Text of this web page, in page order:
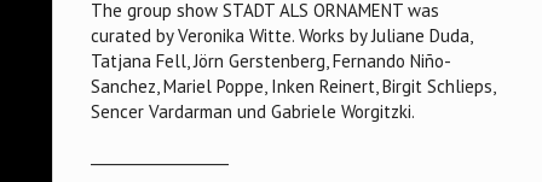
The group show STADT ALS ORNAMENT was
curated by Veronika Witte. Works by Juliane Duda,
Tatjana Fell, Jörn Gerstenberg, Fernando Niño-
Sanchez, Mariel Poppe, Inken Reinert, Birgit Schlieps,
Sencer Vardarman und Gabriele Worgitzki.